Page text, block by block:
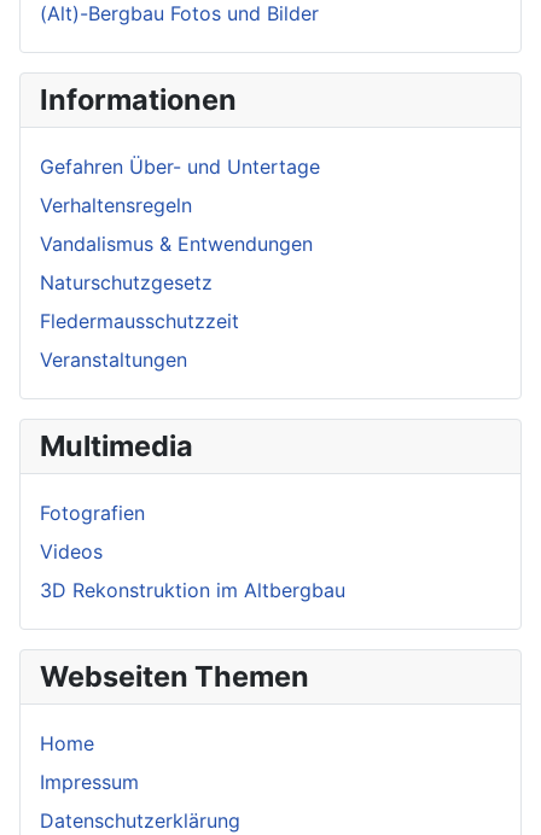
(Alt)-Bergbau Fotos und Bilder
Informationen
Gefahren Über- und Untertage
Verhaltensregeln
Vandalismus & Entwendungen
Naturschutzgesetz
Fledermausschutzzeit
Veranstaltungen
Multimedia
Fotografien
Videos
3D Rekonstruktion im Altbergbau
Webseiten Themen
Home
Impressum
Datenschutzerklärung